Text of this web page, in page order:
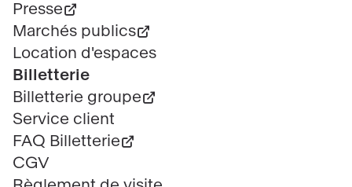
Presse
Marchés publics
Location d'espaces
Billetterie
Billetterie groupe
Service client
FAQ Billetterie
CGV